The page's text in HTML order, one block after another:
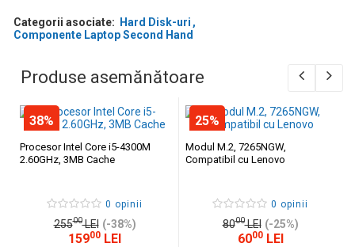
Categorii asociate: Hard Disk-uri
Componente Laptop Second Hand
Produse asemănătoare
38%
Procesor Intel Core i5-4300M
2.60GHz, 3MB Cache
0 opinii
25500LEI (-38%)
15900 LEI
25%
Modul M.2, 7265NGW,
Compatibil cu Lenovo
0 opinii
8000LEI (-25%)
6000LEI